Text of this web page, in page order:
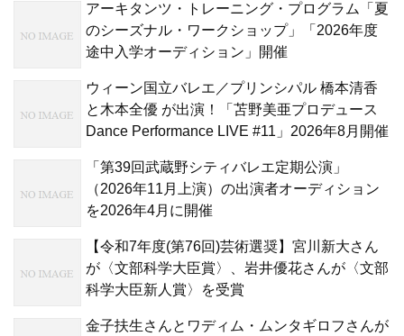
アーキタンツ・トレーニング・プログラム「夏
のシーズナル・ワークショップ」「2026年度
途中入学オーディション」開催
ウィーン国立バレエ／プリンシパル 橋本清香
と木本全優 が出演！「苫野美亜プロデュース
Dance Performance LIVE #11」2026年8月開催
「第39回武蔵野シティバレエ定期公演」
（2026年11月上演）の出演者オーディション
を2026年4月に開催
【令和7年度(第76回)芸術選奨】宮川新大さん
が〈文部科学大臣賞〉、岩井優花さんが〈文部
科学大臣新人賞〉を受賞
金子扶生さんとワディム・ムンタギロフさんが